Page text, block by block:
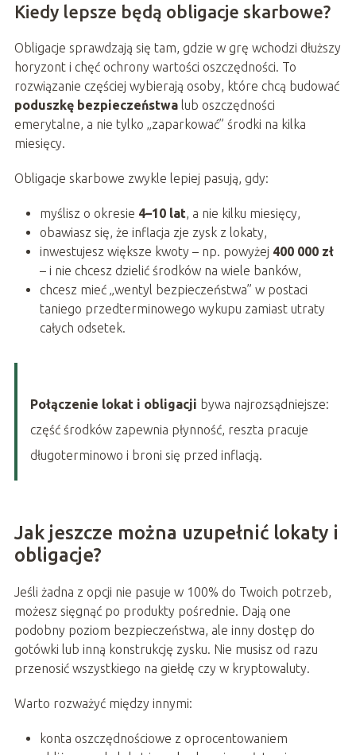
Kiedy lepsze będą obligacje skarbowe?
Obligacje sprawdzają się tam, gdzie w grę wchodzi dłuższy
horyzont i chęć ochrony wartości oszczędności. To
rozwiązanie częściej wybierają osoby, które chcą budować
poduszkę bezpieczeństwalub oszczędności
emerytalne, a nie tylko „zaparkować” środki na kilka
miesięcy.
Obligacje skarbowe zwykle lepiej pasują, gdy:
myślisz o okresie 4–10 lat, a nie kilku miesięcy,
obawiasz się, że inflacja zje zysk z lokaty,
inwestujesz większe kwoty – np. powyżej 400 000 zł
– i nie chcesz dzielić środków na wiele banków,
chcesz mieć „wentyl bezpieczeństwa” w postaci
taniego przedterminowego wykupu zamiast utraty
całych odsetek.
Połączenie lokat i obligacji bywa najrozsądniejsze:
część środków zapewnia płynność, reszta pracuje
długoterminowo i broni się przed inflacją.
Jak jeszcze można uzupełnić lokaty i
obligacje?
Jeśli żadna z opcji nie pasuje w 100% do Twoich potrzeb,
możesz sięgnąć po produkty pośrednie. Dają one
podobny poziom bezpieczeństwa, ale inny dostęp do
gotówki lub inną konstrukcję zysku. Nie musisz od razu
przenosić wszystkiego na giełdę czy w kryptowaluty.
Warto rozważyć między innymi:
konta oszczędnościowe z oprocentowaniem